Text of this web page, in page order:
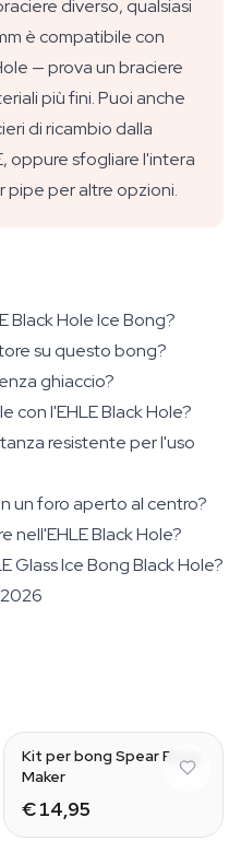
diverso, qualsiasi
è compatibile con
— prova un braciere
più fini. Puoi anche
di ricambio dalla
oppure sfogliare l'intera
pipe per altre opzioni.
Black Hole Ice Bong?
su questo bong?
ghiaccio?
con l'EHLE Black Hole?
resistente per l'uso
un foro aperto al centro?
nell'EHLE Black Hole?
Glass Ice Bong Black Hole?
Kit per bong Spear Bong
Maker
€ 14,95